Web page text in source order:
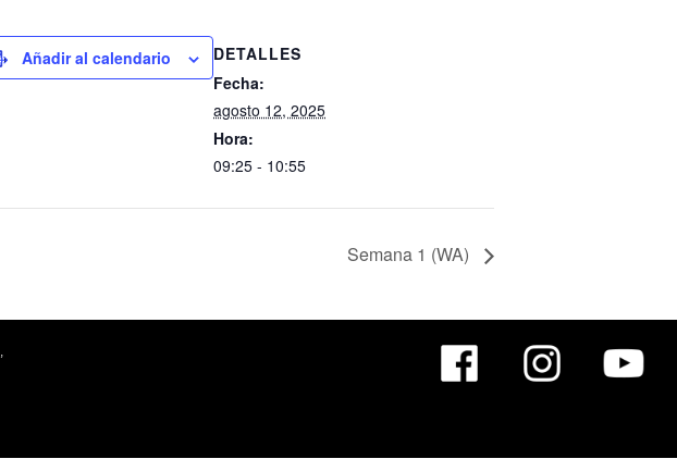
Añadir al calendario
DETALLES
Fecha:
agosto 12, 2025
Hora:
09:25 - 10:55
Semana 1 (WA)